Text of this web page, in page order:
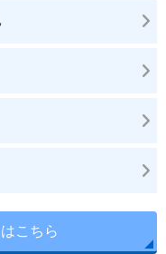
こちら